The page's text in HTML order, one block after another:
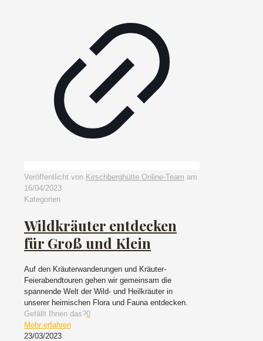
Veröffentlicht von Kirschberghütte Online-Team am
16/04/2023
Kategorien
Wildkräuter entdecken
für Groß und Klein
Auf den Kräuterwanderungen und Kräuter-
Feierabendtouren gehen wir gemeinsam die
spannende Welt der Wild- und Heilkräuter in
unserer heimischen Flora und Fauna entdecken.
Gefällt Ihnen das?0
Mehr erfahren
23/03/2023